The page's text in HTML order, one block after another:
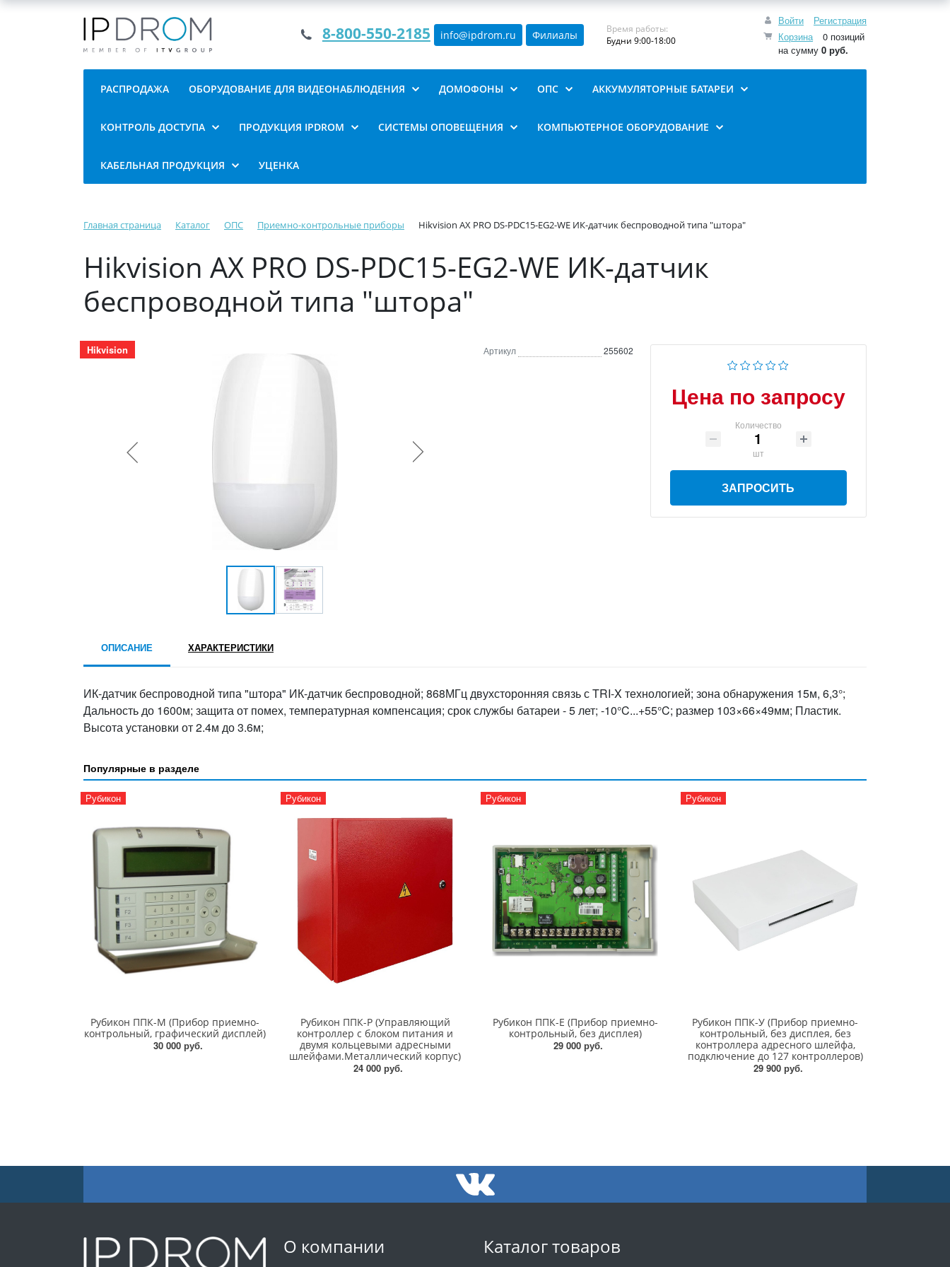
Войти
Регистрация
Корзина
0 позиций
на сумму 0 руб.
8-800-550-2185 info@ipdrom.ru Филиалы
Время работы:
Будни 9:00-18:00
РАСПРОДАЖА ОБОРУДОВАНИЕ ДЛЯ ВИДЕОНАБЛЮДЕНИЯ ДОМОФОНЫ ОПС АККУМУЛЯТОРНЫЕ БАТАРЕИ
КОНТРОЛЬ ДОСТУПА ПРОДУКЦИЯ IPDROM СИСТЕМЫ ОПОВЕЩЕНИЯ КОМПЬЮТЕРНОЕ ОБОРУДОВАНИЕ
КАБЕЛЬНАЯ ПРОДУКЦИЯ УЦЕНКА
Главная страница Каталог ОПС Приемно-контрольные приборы Hikvision AX PRO DS-PDC15-EG2-WE ИК-датчик беспроводной типа "штора"
Hikvision AX PRO DS-PDC15-EG2-WE ИК-датчик
беспроводной типа "штора"
Hikvision Артикул 255602
Цена по запросу
Количество
шт
ЗАПРОСИТЬ
ОПИСАНИЕ ХАРАКТЕРИСТИКИ
ИК-датчик беспроводной типа "штора" ИК-датчик беспроводной; 868МГц двухсторонняя связь с TRI-X технологией; зона обнаружения 15м, 6,3°;
Дальность до 1600м; защита от помех, температурная компенсация; срок службы батареи - 5 лет; -10°C...+55°C; размер 103×66×49мм; Пластик.
Высота установки от 2.4м до 3.6м;
Популярные в разделе
Рубикон
Рубикон ППК-М (Прибор приемно-
контрольный, графический дисплей)
30 000 руб.
Рубикон
Рубикон ППК-Р (Управляющий
контроллер с блоком питания и
двумя кольцевыми адресными
шлейфами.Металлический корпус)
24 000 руб.
Рубикон
Рубикон ППК-Е (Прибор приемно-
контрольный, без дисплея)
29 000 руб.
Рубикон
Рубикон ППК-У (Прибор приемно-
контрольный, без дисплея, без
контроллера адресного шлейфа,
подключение до 127 контроллеров)
29 900 руб.
О компании Каталог товаров